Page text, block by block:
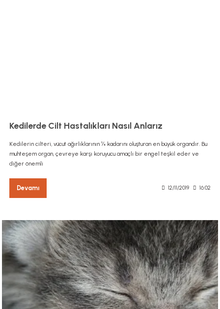
Kedilerde Cilt Hastalıkları Nasıl Anlarız
Kedilerin cilteri, vücut ağırlıklarının ¼ kadarını oluşturan en büyük organdır. Bu
muhteşem organ, çevreye karşı koruyucu amaçlı bir engel teşkil eder ve
diğer önemli
Devamı 12/11/2019 16:02